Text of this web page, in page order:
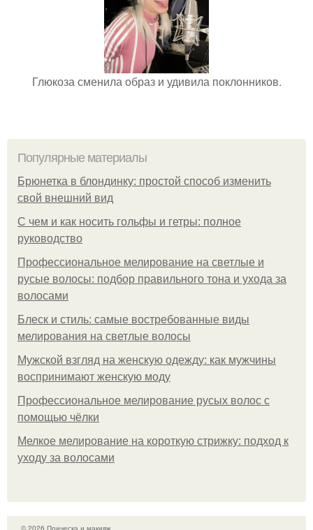
Глюкоза сменила образ и удивила поклонников.
Популярные материалы
Брюнетка в блондинку: простой способ изменить
свой внешний вид
С чем и как носить гольфы и гетры: полное
руководство
Профессиональное мелирование на светлые и
русые волосы: подбор правильного тона и ухода за
волосами
Блеск и стиль: самые востребованные виды
мелирования на светлые волосы
Мужской взгляд на женскую одежду: как мужчины
воспринимают женскую моду
Профессиональное мелирование русых волос с
помощью чёлки
Мелкое мелирование на короткую стрижку: подход к
уходу за волосами